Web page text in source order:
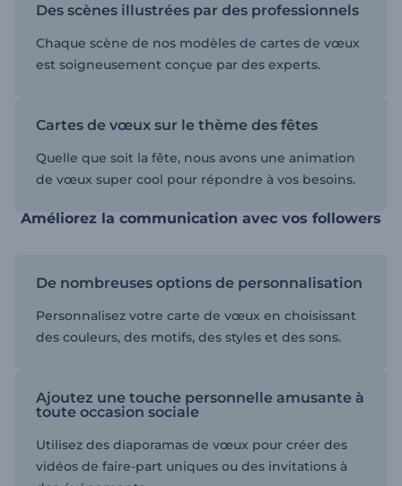
Des scènes illustrées par des professionnels
Chaque scène de nos modèles de cartes de vœux
est soigneusement conçue par des experts.
Cartes de vœux sur le thème des fêtes
Quelle que soit la fête, nous avons une animation
de vœux super cool pour répondre à vos besoins.
Améliorez la communication avec vos followers
De nombreuses options de personnalisation
Personnalisez votre carte de vœux en choisissant
des couleurs, des motifs, des styles et des sons.
Ajoutez une touche personnelle amusante à
toute occasion sociale
Utilisez des diaporamas de vœux pour créer des
vidéos de faire-part uniques ou des invitations à